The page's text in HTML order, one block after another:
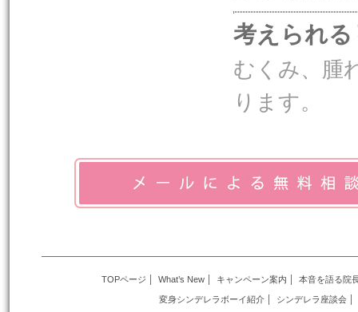
考えられ
むくみ、腫
ります。
TOPページ What’s New キャンペーン案内 本音を語る院
変身シンデレラボーイ紹介 シンデレラ座談会